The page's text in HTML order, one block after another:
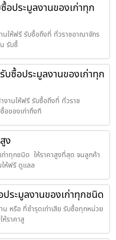
อประมูลงานของเก่าทุก
นให้ฟรี รับซื้อถึงที่ ทั่วราชอาณาจักร
รับซื้
บซื้อประมูลงานของเก่าทุก
งานให้ฟรี รับซื้อถึงที่ ทั่วราช
อของเก่าถึงที
ง
ก่าทุกชนิด ให้ราคาสูงที่สุด จนลูกค้า
ห้ฟรี ดูแลล
ระมูลงานของเก่าทุกชนิด
น หรือ ที่ชำรุดเก่าเสีย รับซื้อทุกหน่วย
ราคาสู